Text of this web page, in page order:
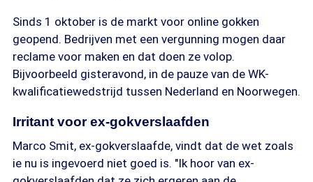
Sinds 1 oktober is de markt voor online gokken
geopend. Bedrijven met een vergunning mogen daar
reclame voor maken en dat doen ze volop.
Bijvoorbeeld gisteravond, in de pauze van de WK-
kwalificatiewedstrijd tussen Nederland en Noorwegen.
Irritant voor ex-gokverslaafden
Marco Smit, ex-gokverslaafde, vindt dat de wet zoals
ie nu is ingevoerd niet goed is. "Ik hoor van ex-